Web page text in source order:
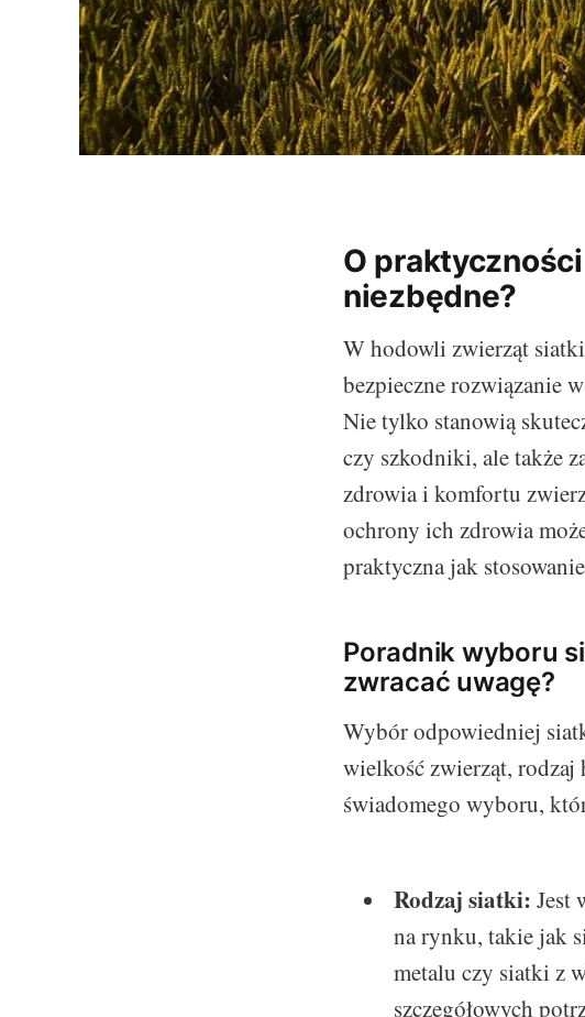
O
niezbędne?
W hodowli zwierząt
bezpieczne rozwiązanie
Nie tylko stanowią
czy szkodniki, ale także
zdrowia i komfortu
ochrony ich zdrowia
praktyczna jak
Poradnik wyboru
zwracać uwagę?
Wybór odpowiedniej
wielkość zwierząt, rodzaj
świadomego wyboru,
Rodzaj siatki:Jest
na rynku, takie jak
metalu czy siatki z
szczegółowych